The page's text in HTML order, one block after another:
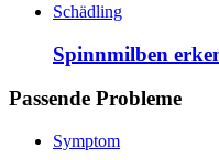
Schädling
Spinnmilben
Passende Probleme
Symptom